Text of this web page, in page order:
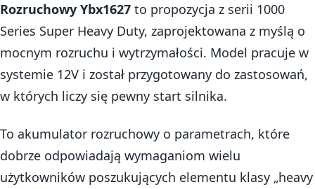
Rozruchowy Ybx1627 to propozycja z serii 1000
Series Super Heavy Duty, zaprojektowana z myślą o
mocnym rozruchu i wytrzymałości. Model pracuje w
systemie 12V i został przygotowany do zastosowań,
w których liczy się pewny start silnika.
To akumulator rozruchowy o parametrach, które
dobrze odpowiadają wymaganiom wielu
użytkowników poszukujących elementu klasy „heavy